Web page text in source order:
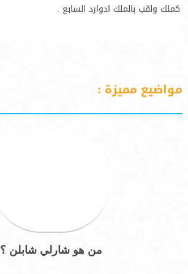
كملك ولقب بالملك ادوارد السابع .
مواضيع مميزة :
من هو شارلي شابلن ؟